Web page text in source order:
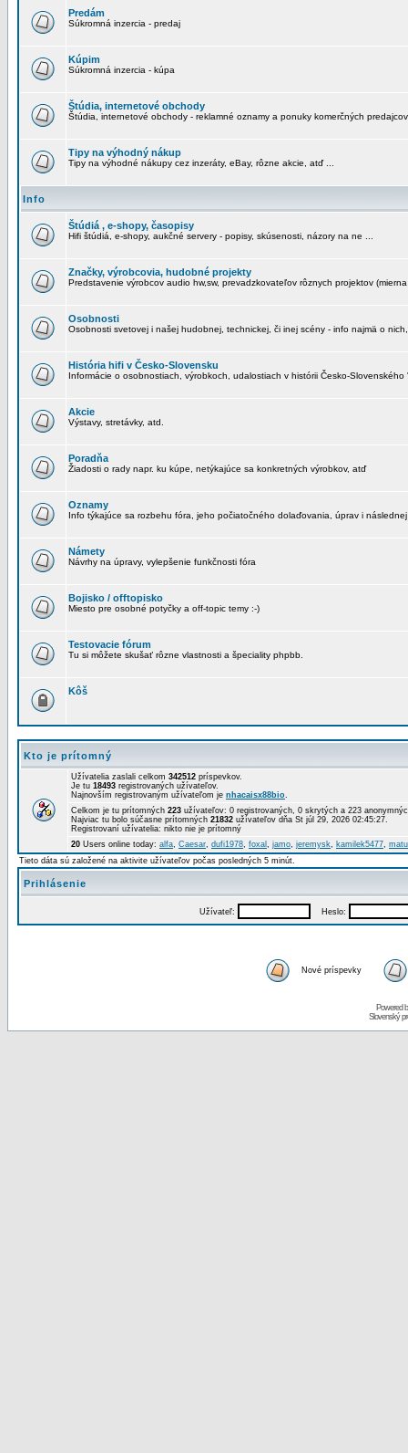
Predám
Súkromná inzercia - predaj
Kúpim
Súkromná inzercia - kúpa
Štúdia, internetové obchody
Štúdia, internetové obchody - reklamné oznamy a ponuky komerčných predajcov
Tipy na výhodný nákup
Tipy na výhodné nákupy cez inzeráty, eBay, rôzne akcie, atď ...
Info
Štúdiá , e-shopy, časopisy
Hifi štúdiá, e-shopy, aukčné servery - popisy, skúsenosti, názory na ne ...
Značky, výrobcovia, hudobné projekty
Predstavenie výrobcov audio hw,sw, prevadzkovateľov rôznych projektov
Osobnosti
Osobnosti svetovej i našej hudobnej, technickej, či inej scény - info najmä o
História hifi v Česko-Slovensku
Informácie o osobnostiach, výrobkoch, udalostiach v histórii Česko-Slovenského
Akcie
Výstavy, stretávky, atd.
Poradňa
Žiadosti o rady napr. ku kúpe, netýkajúce sa konkretných výrobkov, atď
Oznamy
Info týkajúce sa rozbehu fóra, jeho počiatočného dolaďovania, úprav i
Námety
Návrhy na úpravy, vylepšenie funkčnosti fóra
Bojisko / offtopisko
Miesto pre osobné potyčky a off-topic temy :-)
Testovacie fórum
Tu si môžete skušať rôzne vlastnosti a špeciality phpbb.
Kôš
Kto je prítomný
Užívatelia zaslali celkom 342512 príspevkov.
Je tu 18493 registrovaných užívateľov.
Najnovším registrovaným užívateľom je nhacaisx88bio.
Celkom je tu prítomných 223 užívateľov: 0 registrovaných, 0 skrytých a 223
Najviac tu bolo súčasne prítomných 21832 užívateľov dňa St júl 29, 2026 02:45:27.
Registrovaní užívatelia: nikto nie je prítomný
20 Users online today: alfa, Caesar, dufi1978, foxal , jamo, jeremysk, kamilek5477,
Tieto dáta sú založené na aktivite užívateľov počas posledných 5 minút.
Prihlásenie
Užívateľ: Heslo:
Nové príspevky
Powered
Slovenský